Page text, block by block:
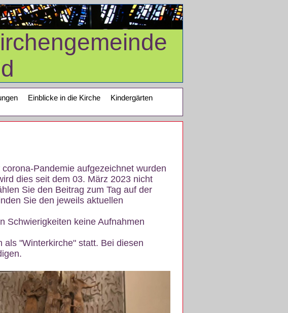
Einblicke in die Kirche
Kindergärten
Pandemie aufgezeichnet wurden
dies seit dem 03. März 2023 nicht
Sie den Beitrag zum Tag auf der
Sie den jeweils aktuellen
Schwierigkeiten keine Aufnahmen
"Winterkirche" statt. Bei diesen